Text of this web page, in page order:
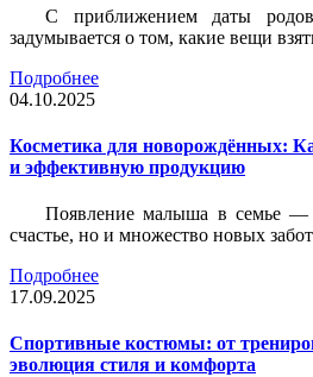
С приближением даты
задумывается о том, какие вещи
Подробнее
04.10.2025
Косметика для новорождённых:
и эффективную продукцию
Появление малыша в семье —
счастье, но и множество новых забот
Подробнее
17.09.2025
Спортивные костюмы: от
эволюция стиля и комфорта